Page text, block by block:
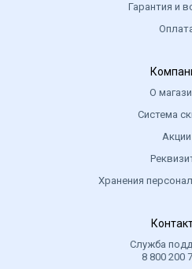
Гарантия и
О
Система
Акции
Хранения
Служба
8 800 200